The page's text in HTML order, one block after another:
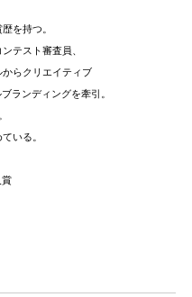
を持つ。
テスト審査員、
らクリエイティブ
ランディングを牽引。
いる。
賞